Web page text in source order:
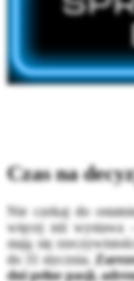
Czas na
Nie czekaj do
więcej niż wystawa
stają się
do 31 stycznia.
dni pełne pasji,